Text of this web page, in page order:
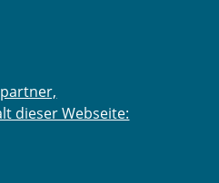
dieser Webseite: